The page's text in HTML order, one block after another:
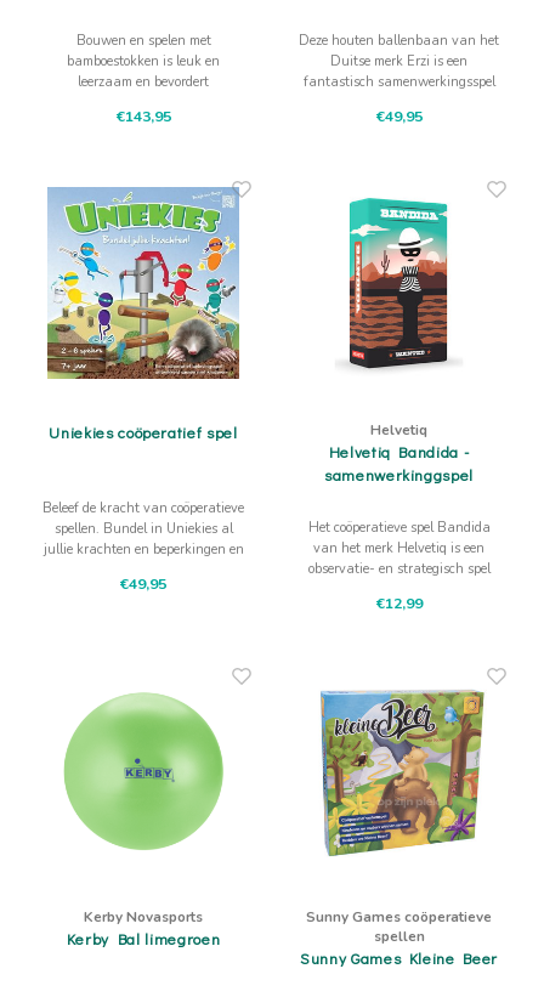
Bouwen en spelen met
bamboestokken is leuk en
leerzaam en bevordert
gewoon een superleuk technisch
€143,95
Deze houten ballenbaan van het
Duitse merk Erzi is een
fantastisch samenwerkingsspel
te brengen
€49,95
Uniekies coöperatief spel
Beleef de kracht van coöperatieve
spellen. Bundel in Uniekies al
jullie krachten en beperkingen en
€49,95
Helvetiq
Helvetiq Bandida -
samenwerkinggspel
Het coöperatieve spel Bandida
van het merk Helvetiq is een
observatie- en strategisch spel
€12,99
Kerby Novasports
Kerby Bal limegroen
Sunny Games coöperatieve
spellen
Sunny Games Kleine Beer